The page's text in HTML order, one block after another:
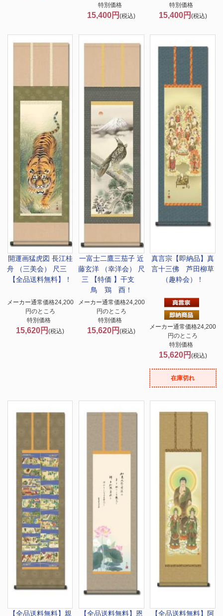
特別価格
15,400円(税込)
特別価格
15,400円 (税込)
開運画猛虎図 長江桂
舟 （三美会） 尺三
【全品送料無料】！
メーカー通常価格24,200
円のところ
特別価格
15,620円(税込)
一富士二鷹三茄子 近
藤玄洋 （幸洋会） 尺
三 【特価 】干支
鳥 鶏 酉！
メーカー通常価格24,200
円のところ
特別価格
15,620円(税込)
真言宗 【即納品】真
言十三佛 芦田柳草
（趣粋会）！
メーカー通常価格24,200
円のところ
特別価格
15,620円 (税込)
在庫切れ
【全品送料無料】 親 【全品送料無料】 恩 【全品送料無料】 阿